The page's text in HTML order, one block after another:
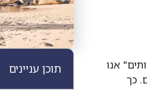
אנו
כך
תוכן עניינים